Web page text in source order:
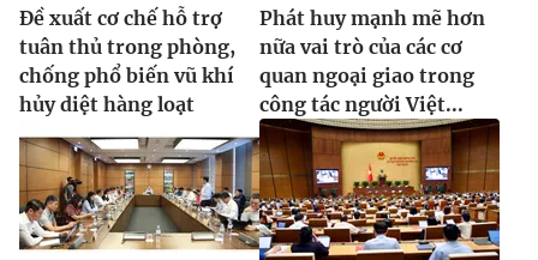
Đề xuất cơ chế hỗ trợ
tuân thủ trong phòng,
chống phổ biến vũ khí
hủy diệt hàng loạt
Phát huy mạnh mẽ hơn
nữa vai trò của các cơ
quan ngoại giao trong
công tác người Việt...